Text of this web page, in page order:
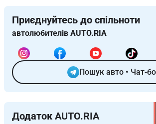
Приєднуйтесь до спільноти
автолюбителів AUTO.RIA
Пошук авто • Чат-
Додаток AUTO.RIA